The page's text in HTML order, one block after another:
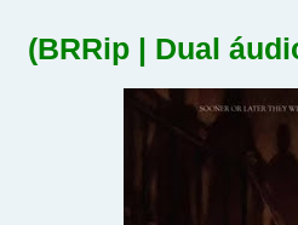
(BRRip | Dual